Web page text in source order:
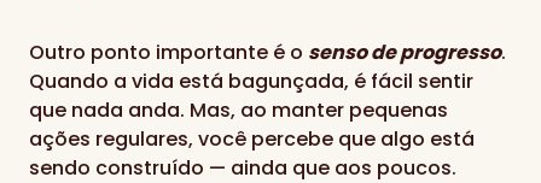
Outro ponto importante é o senso de progresso.
Quando a vida está bagunçada, é fácil sentir
que nada anda. Mas, ao manter pequenas
ações regulares, você percebe que algo está
sendo construído — ainda que aos poucos.